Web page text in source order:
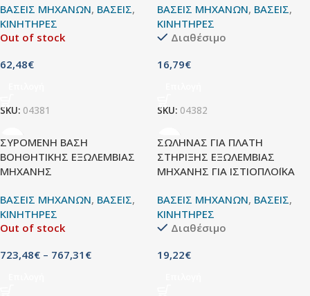
ΒΑΣΕΙΣ ΜΗΧΑΝΩΝ, ΒΑΣΕΙΣ,
ΚΙΝΗΤΗΡΕΣ
Out of stock
62,48€
SKU: 04381
ΒΑΣΕΙΣ ΜΗΧΑΝΩΝ, ΒΑΣΕΙΣ,
ΚΙΝΗΤΗΡΕΣ
Διαθέσιμο
16,79€
SKU: 04382
ΣΥΡΟΜΕΝΗ ΒΑΣΗ
ΒΟΗΘΗΤΙΚΗΣ ΕΞΩΛΕΜΒΙΑΣ
ΜΗΧΑΝΗΣ
ΒΑΣΕΙΣ ΜΗΧΑΝΩΝ, ΒΑΣΕΙΣ,
ΚΙΝΗΤΗΡΕΣ
Out of stock
723,48€ – 767,31 €
ΣΩΛΗΝΑΣ ΓΙΑ ΠΛΑΤΗ
ΣΤΗΡΙΞΗΣ ΕΞΩΛΕΜΒΙΑΣ
ΜΗΧΑΝΗΣ ΓΙΑ ΙΣΤΙΟΠΛΟΪΚΑ
ΒΑΣΕΙΣ ΜΗΧΑΝΩΝ, ΒΑΣΕΙΣ,
ΚΙΝΗΤΗΡΕΣ
Διαθέσιμο
19,22€